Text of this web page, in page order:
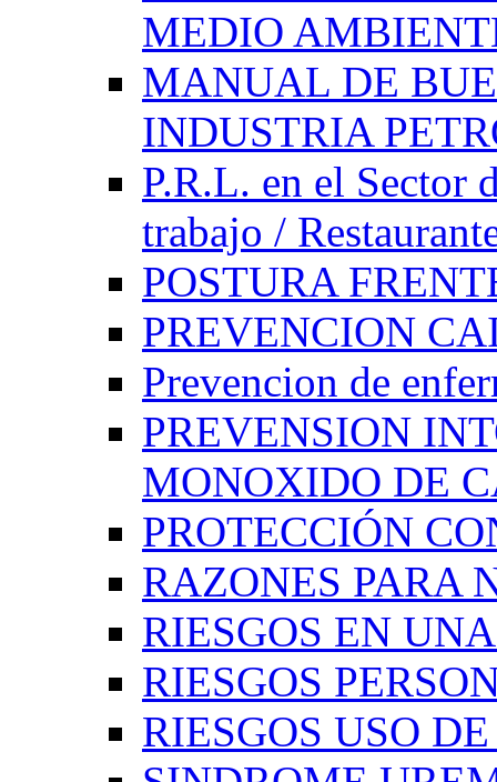
MEDIO
MANUAL DE
INDUSTRIA
P.R.L. en el Sector
trabajo /
POSTURA
PREVENCION
Prevencion de
PREVENSION
MONOXIDO DE
PROTECCIÓN
RAZONES PARA
RIESGOS EN
RIESGOS
RIESGOS USO